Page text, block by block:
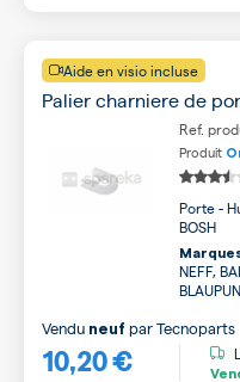
Aide en visio incluse
Palier charniere de
Ref.
Produit
Porte -
BOSH
NEFF,
10,20 €
Vendu neuf parTecnoparts